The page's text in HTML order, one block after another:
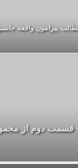
پیرامون واقعه
قسمت دوم از